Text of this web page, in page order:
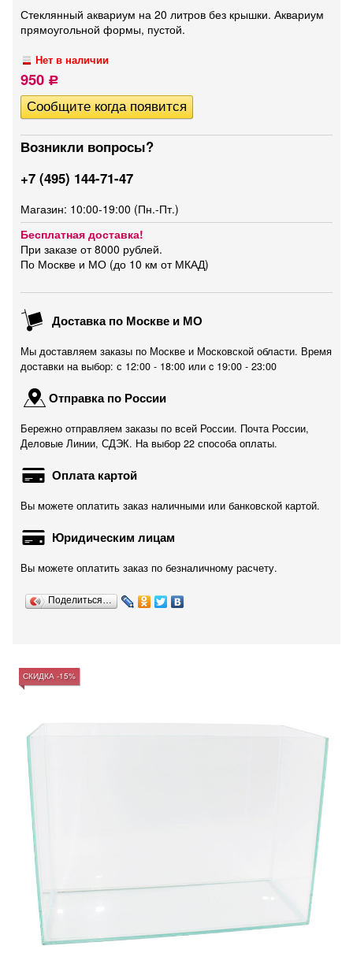
Стеклянный аквариум на 20 литров без крышки. Аквариум
прямоугольной формы, пустой.
Нет в наличии
950 Р
Возникли вопросы?
+7 (495) 144-71-47
Магазин: 10:00-19:00 (Пн.-Пт.)
Бесплатная доставка!
При заказе от 8000 рублей.
По Москве и МО (до 10 км от МКАД)
Доставка по Москве и МО
Мы доставляем заказы по Москве и Московской области. Время
доставки на выбор: с 12:00 - 18:00 или c 19:00 - 23:00
Отправка по России
Бережно отправляем заказы по всей России. Почта России,
Деловые Линии, СДЭК. На выбор 22 способа оплаты.
Оплата картой
Вы можете оплатить заказ наличными или банковской картой.
Юридическим лицам
Вы можете оплатить заказ по безналичному расчету.
Поделиться…
СКИДКА -15%